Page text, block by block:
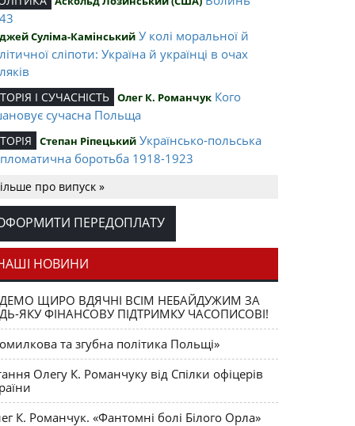
Суліма-Камінський У колі моральної й
сліпоти: Україна й українці в очах
І СУЧАСНІСТЬ Олег К. Романчук Кого
сучасна Польща
Степан Ріпецький Українсько-польська
боротьба 1918-1923
НАЦІЇ Оксана Захарчук
ВИДАННЯ Юрій Щербак Opus magnum
К. Романчука
К. Романчука
РЕДАКЦІЙНЕ Олег К. Романчук Журавель і
як уособлення української політстратегії й
про випуск »
ПЕРЕДОПЛАТУ
НОВИНИ
ЩИРО ВДЯЧНІ ВСІМ НЕБАЙДУЖИМ ЗА
ЯКУ ФІНАНСОВУ ПІДТРИМКУ ЧАСОПИСОВІ!
та згубна політика Польщі»
Олегу К. Романчуку від Спілки офіцерів
К. Романчук. «Фантомні болі Білого Орла»